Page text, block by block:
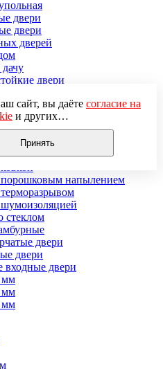
двери
двери
дверей
двери
открывания
порошковым напылением
стеклом
двери
двери
входные двери
мм
мм
мм
сайт, вы даёте согласие на
и других
IP-адрес, сведения о
на сайте и т. п.)
проведения
(например,
с нашей
данных.
данные обрабатывались,
или покиньте сайт.
Принять